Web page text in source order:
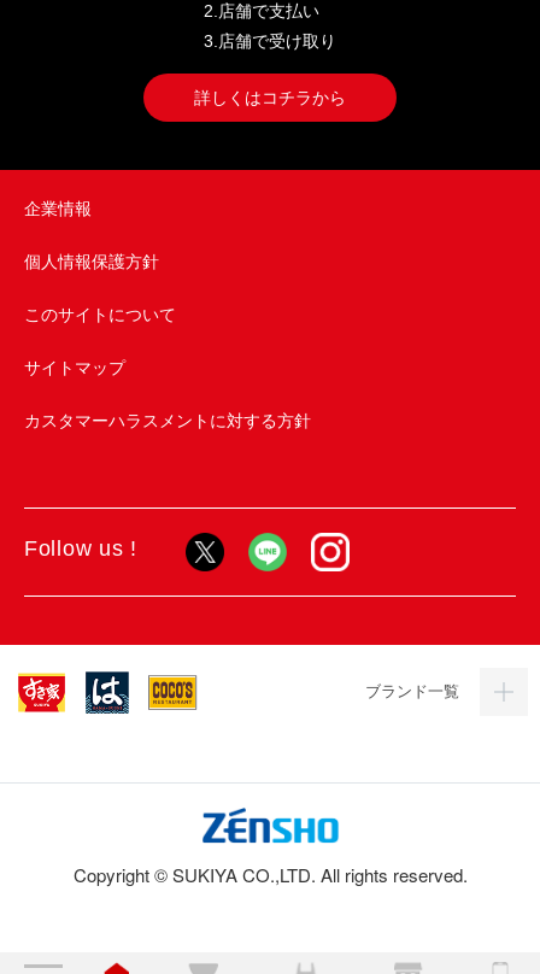
2.店舗で支払い
3.店舗で受け取り
詳しくはコチラから
企業情報
個人情報保護方針
このサイトについて
サイトマップ
カスタマーハラスメントに対する方針
Follow us !
ブランド一覧
Copyright © SUKIYA CO.,LTD. All rights reserved.